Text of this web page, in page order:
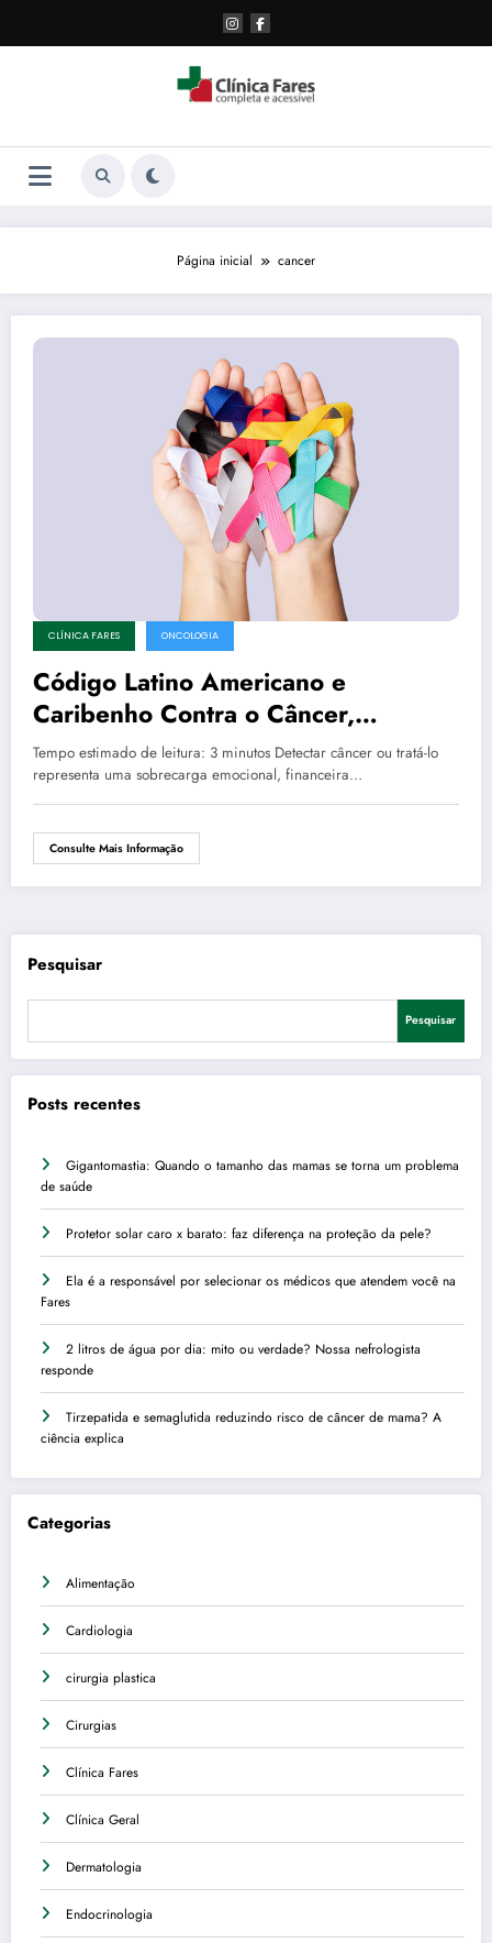
o
Página inicial cancer
CLÍNICA FARES ONCOLOGIA
Código Latino Americano e
Caribenho Contra o Câncer,
prevenção sob medida
Tempo estimado de leitura: 3 minutos Detectar câncer ou tratá-lo
representa uma sobrecarga emocional, financeira…
Consulte Mais Informação
Pesquisar
Pesquisar
Posts recentes
Gigantomastia: Quando o tamanho das mamas se torna um problema
de saúde
Protetor solar caro x barato: faz diferença na proteção da pele?
Ela é a responsável por selecionar os médicos que atendem você na
Fares
2 litros de água por dia: mito ou verdade? Nossa nefrologista
responde
Tirzepatida e semaglutida reduzindo risco de câncer de mama? A
ciência explica
Categorias
Alimentação
Cardiologia
cirurgia plastica
Cirurgias
Clínica Fares
Clínica Geral
Dermatologia
Endocrinologia